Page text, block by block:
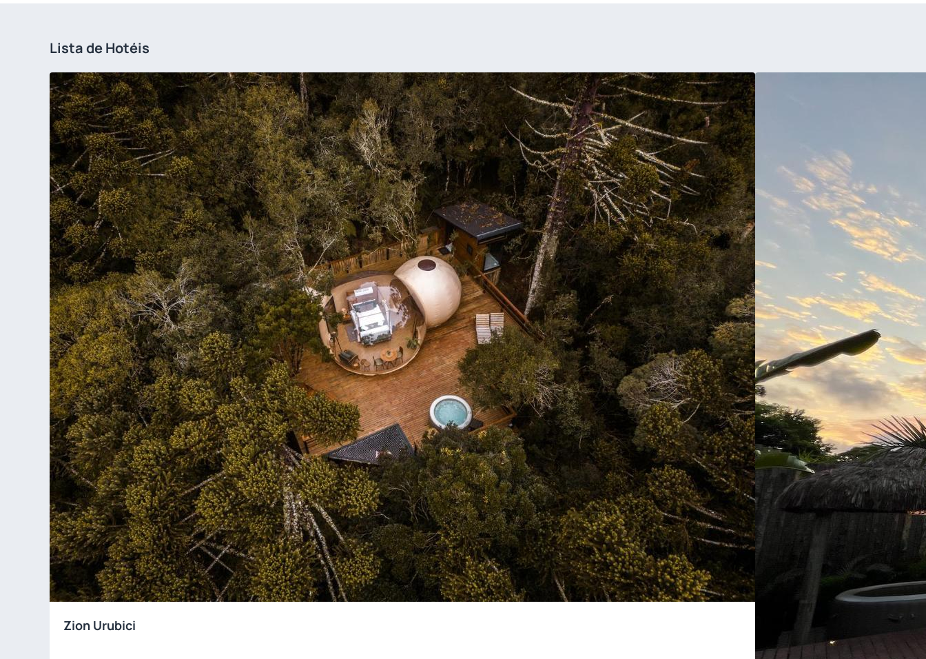
Lista de Hotéis
Zion Urubici